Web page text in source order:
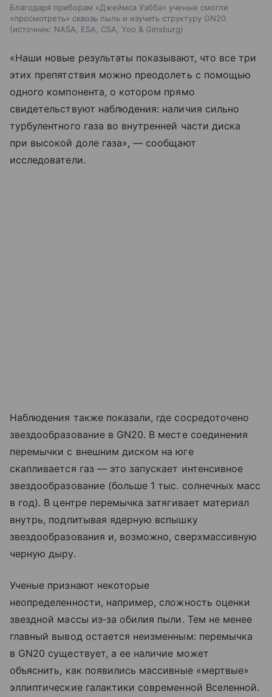
Благодаря приборам «Джеймса Уэбба» ученые смогли
«просмотреть» сквозь пыль и изучить структуру GN20
источник: NASA, ESA, CSA, Yoo & Ginsburg
«Наши новые результаты показывают, что все три
этих препятствия можно преодолеть с помощью
одного компонента, о котором прямо
свидетельствуют наблюдения: наличия сильно
турбулентного газа во внутренней части диска
при высокой доле газа», — сообщают
исследователи.
Наблюдения также показали, где сосредоточено
звездообразование в GN20. В месте соединения
перемычки с внешним диском на юге
скапливается газ — это запускает интенсивное
звездообразование (больше 1 тыс. солнечных масс
в год). В центре перемычка затягивает материал
внутрь, подпитывая ядерную вспышку
звездообразования и, возможно, сверхмассивную
черную дыру.
Ученые признают некоторые
неопределенности, например, сложность оценки
звездной массы из‑за обилия пыли. Тем не менее
главный вывод остается неизменным: перемычка
в GN20 существует, а ее наличие может
объяснить, как появились массивные «мертвые»
эллиптические галактики современной Вселенной.